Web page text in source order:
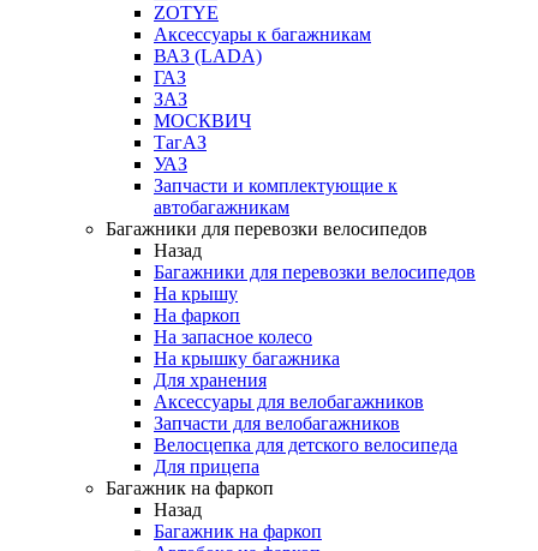
ZOTYE
Аксессуары к багажникам
ВАЗ (LADA)
ГАЗ
ЗАЗ
МОСКВИЧ
ТагАЗ
УАЗ
Запчасти и комплектующие к
автобагажникам
Багажники для перевозки велосипедов
Назад
Багажники для перевозки велосипедов
На крышу
На фаркоп
На запасное колесо
На крышку багажника
Для хранения
Аксессуары для велобагажников
Запчасти для велобагажников
Велосцепка для детского велосипеда
Для прицепа
Багажник на фаркоп
Назад
Багажник на фаркоп